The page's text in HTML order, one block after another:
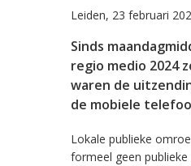
Leiden, 23 februari
Sinds
regio medio 2024
waren de
de mobiele
Lokale publieke
formeel geen